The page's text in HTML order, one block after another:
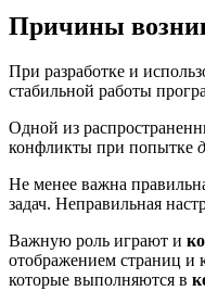
Причины
При разработке и
стабильной работы
Одной из
конфликты при попытке
Не менее важна
задач. Неправильная
Важную роль играют и
отображением страниц и
которые выполняются в